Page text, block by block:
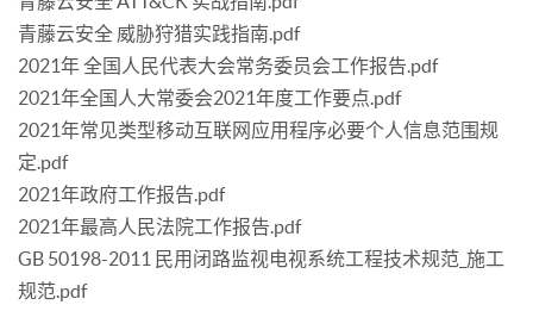
青藤云安全 威胁狩猎实践指南.pdf
2021年 全国人民代表大会常务委员会工作报告.pdf
2021年全国人大常委会2021年度工作要点.pdf
2021年常见类型移动互联网应用程序必要个人信息范围规
定.pdf
2021年政府工作报告.pdf
2021年最高人民法院工作报告.pdf
GB 50198-2011 民用闭路监视电视系统工程技术规范_施工
规范.pdf